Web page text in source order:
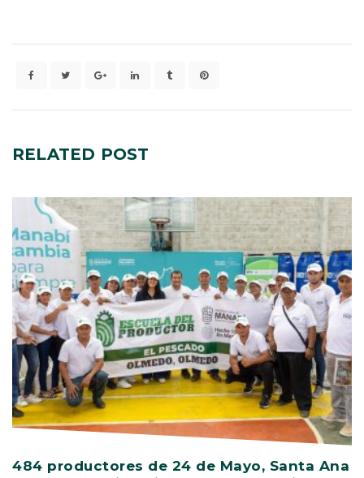
RELATED POST
484 productores de 24 de Mayo, Santa Ana